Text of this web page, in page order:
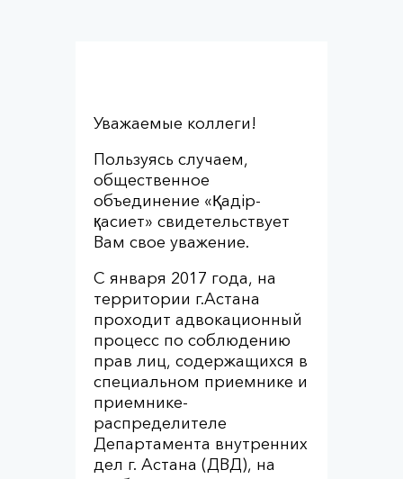
Уважаемые коллеги!
Пользуясь случаем,
общественное
объединение «Қадір-
қасиет» свидетельствует
Вам свое уважение.
С января 2017 года, на
территории г.Астана
проходит адвокационный
процесс по соблюдению
прав лиц, содержащихся в
специальном приемнике и
приемнике-
распределителе
Департамента внутренних
дел г. Астана (ДВД), на